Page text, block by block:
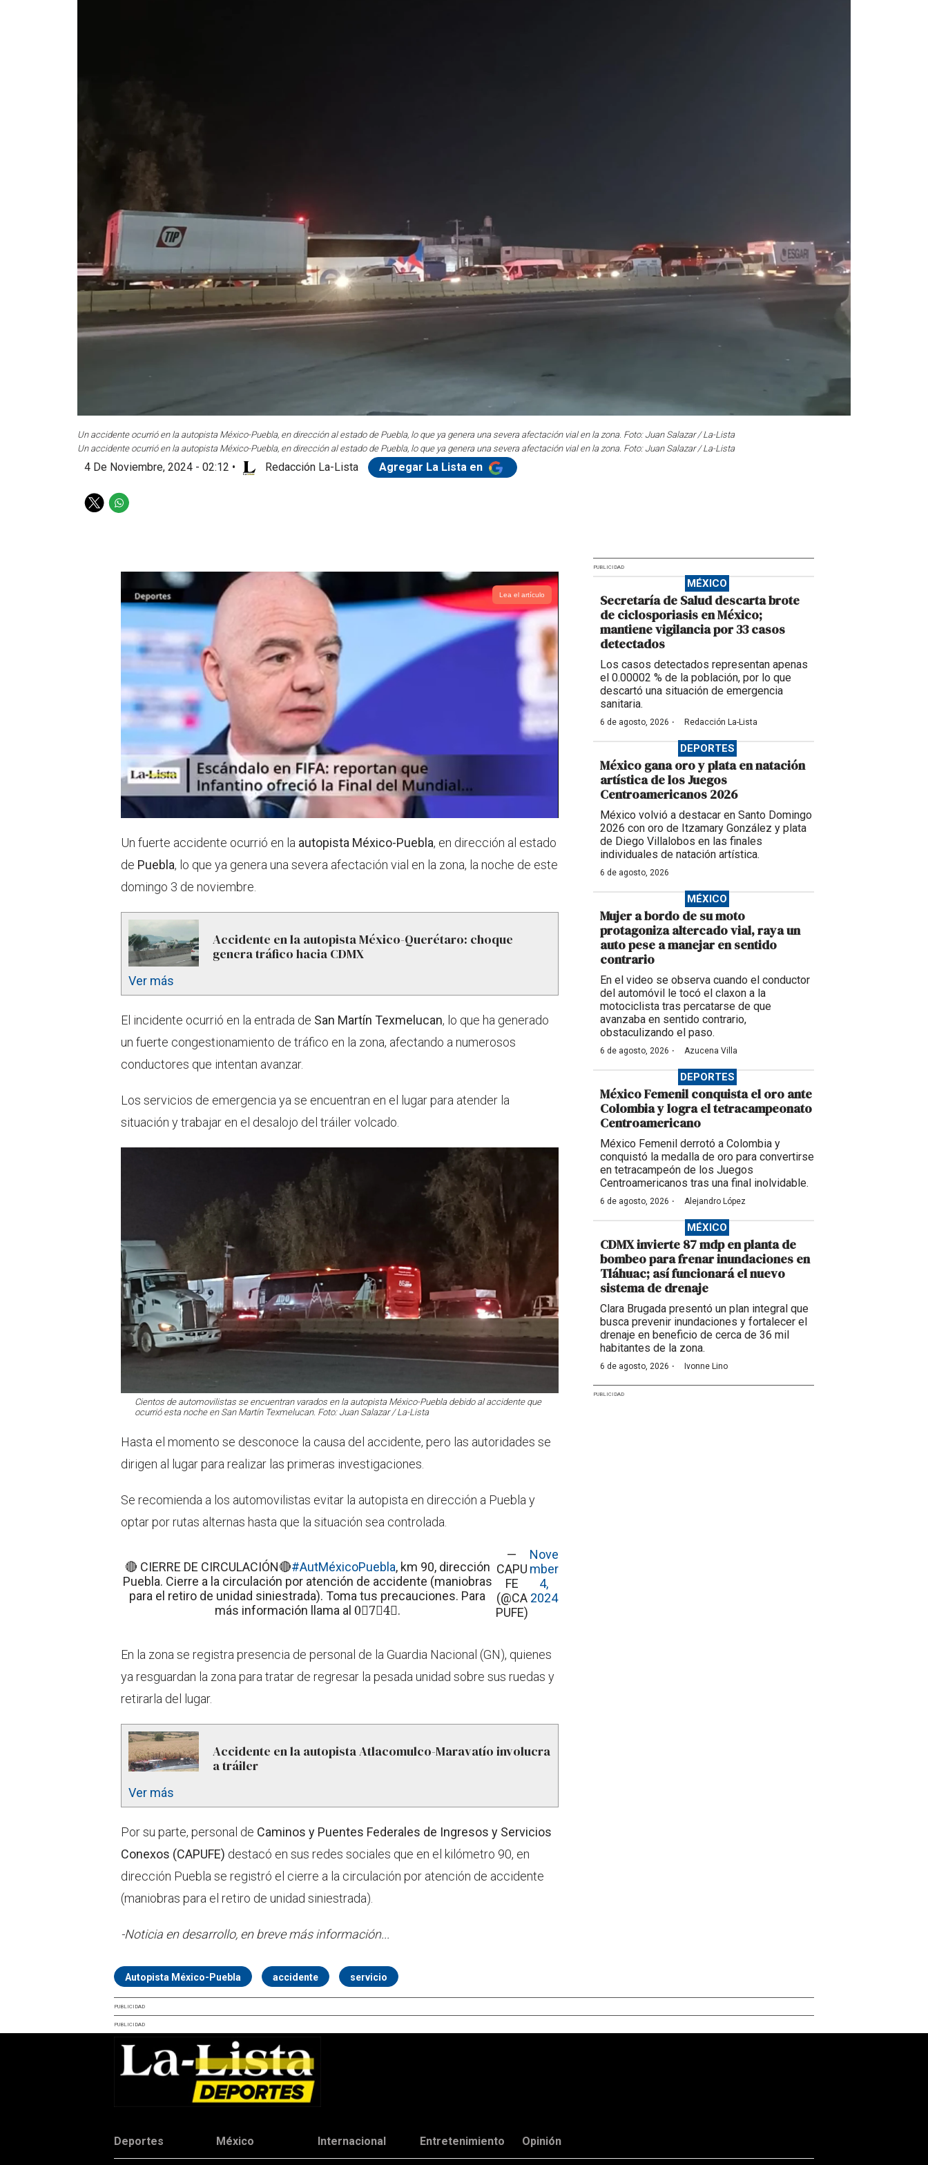
Un accidente ocurrió en la autopista México-Puebla, en dirección al estado de Puebla, lo que ya genera una severa afectación vial en la zona. Foto: Juan Salazar / La-Lista
Un accidente ocurrió en la autopista México-Puebla, en dirección al estado de Puebla, lo que ya genera una severa afectación vial en la zona. Foto: Juan Salazar / La-Lista
4 De Noviembre, 2024 - 02:12 • Redacción La-Lista Agregar La Lista en
T
W
p
Lea el artículo
Un fuerte accidente ocurrió en la autopista México-Puebla, en dirección al estado
de Puebla, lo que ya genera una severa afectación vial en la zona, la noche de este
domingo 3 de noviembre.
Accidente en la autopista México-Querétaro: choque
genera tráfico hacia CDMX
Ver más
El incidente ocurrió en la entrada de San Martín Texmelucan, lo que ha generado
un fuerte congestionamiento de tráfico en la zona, afectando a numerosos
conductores que intentan avanzar.
Los servicios de emergencia ya se encuentran en el lugar para atender la
situación y trabajar en el desalojo del tráiler volcado.
Cientos de automovilistas se encuentran varados en la autopista México-Puebla debido al accidente que
ocurrió esta noche en San Martín Texmelucan. Foto: Juan Salazar / La-Lista
Hasta el momento se desconoce la causa del accidente, pero las autoridades se
dirigen al lugar para realizar las primeras investigaciones.
Se recomienda a los automovilistas evitar la autopista en dirección a Puebla y
optar por rutas alternas hasta que la situación sea controlada.
🔴 CIERRE DE CIRCULACIÓN🔴#AutMéxicoPuebla, km 90, dirección
Puebla. Cierre a la circulación por atención de accidente (maniobras
para el retiro de unidad siniestrada). Toma tus precauciones. Para
más información llama al 0⃣7⃣4⃣.
—
CAPU
FE
(@CA
PUFE)
Nove
mber
4,
2024
En la zona se registra presencia de personal de la Guardia Nacional (GN), quienes
ya resguardan la zona para tratar de regresar la pesada unidad sobre sus ruedas y
retirarla del lugar.
Accidente en la autopista Atlacomulco-Maravatío involucra
a tráiler
Ver más
Por su parte, personal de Caminos y Puentes Federales de Ingresos y Servicios
Conexos (CAPUFE) destacó en sus redes sociales que en el kilómetro 90, en
dirección Puebla se registró el cierre a la circulación por atención de accidente
(maniobras para el retiro de unidad siniestrada).
-Noticia en desarrollo, en breve más información...
Autopista México-Puebla accidente servicio
PUBLICIDAD
MÉXICO
Secretaría de Salud descarta brote
de ciclosporiasis en México;
mantiene vigilancia por 33 casos
detectados
Los casos detectados representan apenas
el 0.00002 % de la población, por lo que
descartó una situación de emergencia
sanitaria.
6 de agosto, 2026 · Redacción La-Lista
DEPORTES
México gana oro y plata en natación
artística de los Juegos
Centroamericanos 2026
México volvió a destacar en Santo Domingo
2026 con oro de Itzamary González y plata
de Diego Villalobos en las finales
individuales de natación artística.
6 de agosto, 2026
MÉXICO
Mujer a bordo de su moto
protagoniza altercado vial, raya un
auto pese a manejar en sentido
contrario
En el video se observa cuando el conductor
del automóvil le tocó el claxon a la
motociclista tras percatarse de que
avanzaba en sentido contrario,
obstaculizando el paso.
6 de agosto, 2026 · Azucena Villa
DEPORTES
México Femenil conquista el oro ante
Colombia y logra el tetracampeonato
Centroamericano
México Femenil derrotó a Colombia y
conquistó la medalla de oro para convertirse
en tetracampeón de los Juegos
Centroamericanos tras una final inolvidable.
6 de agosto, 2026 · Alejandro López
MÉXICO
CDMX invierte 87 mdp en planta de
bombeo para frenar inundaciones en
Tláhuac; así funcionará el nuevo
sistema de drenaje
Clara Brugada presentó un plan integral que
busca prevenir inundaciones y fortalecer el
drenaje en beneficio de cerca de 36 mil
habitantes de la zona.
6 de agosto, 2026 · Ivonne Lino
PUBLICIDAD
PUBLICIDAD
PUBLICIDAD
Deportes México Internacional Entretenimiento Opinión